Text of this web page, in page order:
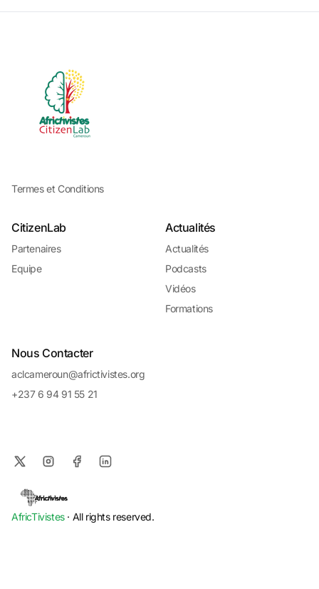
Termes et Conditions
CitizenLab
Partenaires
Equipe
Actualités
Actualités
Podcasts
Vidéos
Formations
Nous Contacter
aclcameroun@africtivistes.org
+237 6 94 91 55 21
AfricTivistes· All rights reserved.